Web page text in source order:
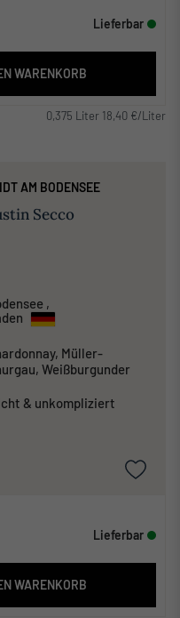
Lieferbar
WARENKORB
0,375 Liter 18,40 €/Liter
AM BODENSEE
Secco
,
Müller-
Weißburgunder
& unkompliziert
Lieferbar
WARENKORB